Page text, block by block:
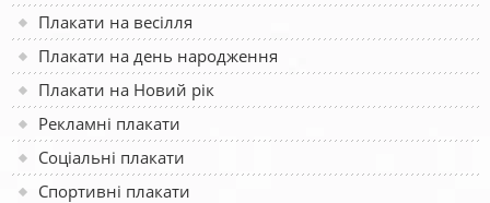
Плакати на весілля
Плакати на день народження
Плакати на Новий рік
Рекламні плакати
Соціальні плакати
Спортивні плакати